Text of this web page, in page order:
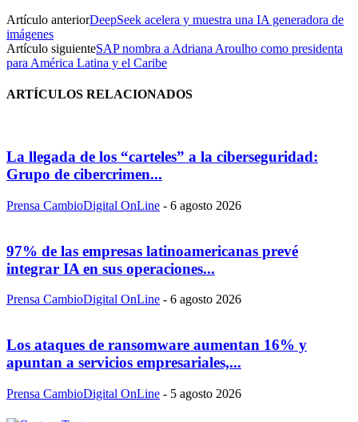
Artículo anteriorDeepSeek acelera y muestra una IA generadora de
imágenes
Artículo siguienteSAP nombra a Adriana Aroulho como presidenta
para América Latina y el Caribe
ARTÍCULOS RELACIONADOS
La llegada de los “carteles” a la ciberseguridad:
Grupo de cibercrimen...
Prensa CambioDigital OnLine - 6 agosto 2026
97% de las empresas latinoamericanas prevé
integrar IA en sus operaciones...
Prensa CambioDigital OnLine - 6 agosto 2026
Los ataques de ransomware aumentan 16% y
apuntan a servicios empresariales,...
Prensa CambioDigital OnLine - 5 agosto 2026